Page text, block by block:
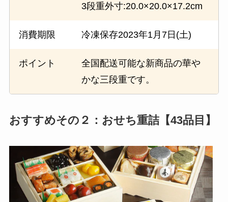
3段重外寸:20.0×20.0×17.2cm
消費期限 冷凍保存2023年1月7日(土)
ポイント
全国配送可能な新商品の華や
かな三段重です。
おすすめその２：おせち重詰【43品目】